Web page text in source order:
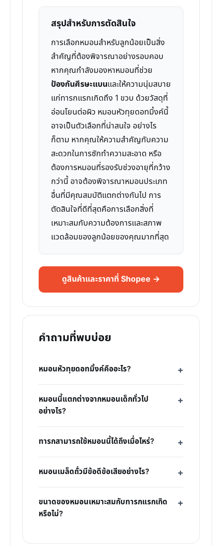
สรุปสำหรับการตัดสินใจ
การเลือกหมอนสำหรับลูกน้อยเป็นสิ่ง
สำคัญที่ต้องพิจารณาอย่างรอบคอบ
หากคุณกำลังมองหาหมอนที่ช่วย
ป้องกันศีรษะแบนและให้ความนุ่มสบาย
แก่ทารกแรกเกิดถึง 1 ขวบ ด้วยวัสดุที่
อ่อนโยนต่อผิว หมอนหัวทุยดอทมิ้งค์นี้
อาจเป็นตัวเลือกที่น่าสนใจ อย่างไร
ก็ตาม หากคุณให้ความสำคัญกับความ
สะดวกในการซักทำความสะอาด หรือ
ต้องการหมอนที่รองรับช่วงอายุที่กว้าง
กว่านี้ อาจต้องพิจารณาหมอนประเภท
อื่นที่มีคุณสมบัติแตกต่างกันไป การ
ตัดสินใจที่ดีที่สุดคือการเลือกสิ่งที่
เหมาะสมกับความต้องการและสภาพ
แวดล้อมของลูกน้อยของคุณมากที่สุด
ดูสินค้าและราคาที่ Shopee →
คำถามที่พบบ่อย
หมอนหัวทุยดอทมิ้งค์คืออะไร?
หมอนนี้แตกต่างจากหมอนเด็กทั่วไป
อย่างไร?
ทารกสามารถใช้หมอนนี้ได้ถึงเมื่อไหร่?
หมอนเมล็ดถั่วมีข้อดีข้อเสียอย่างไร?
ขนาดของหมอนเหมาะสมกับทารกแรกเกิด
หรือไม่?